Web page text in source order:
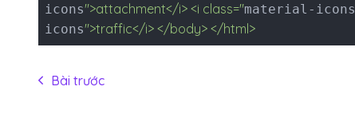
icons">attachment</i> <i class="material-icons
icons">traffic</i> </body> </html>
Bài trước